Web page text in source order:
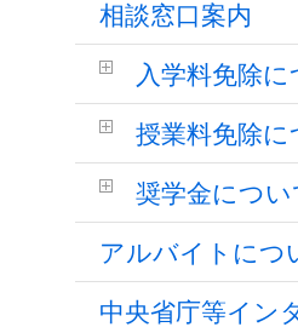
相談窓口案内
入学料免除に
授業料免除に
奨学金につい
アルバイトにつ
中央省庁等イン